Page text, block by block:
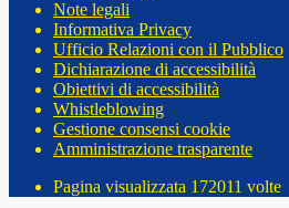
Note legali
Informativa Privacy
Ufficio Relazioni con il Pubblico
Dichiarazione di accessibilità
Obiettivi di accessibilità
Whistleblowing
Gestione consensi cookie
Amministrazione trasparente
Pagina visualizzata 172011 volte